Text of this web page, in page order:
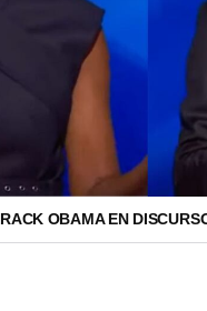
OBAMA EN